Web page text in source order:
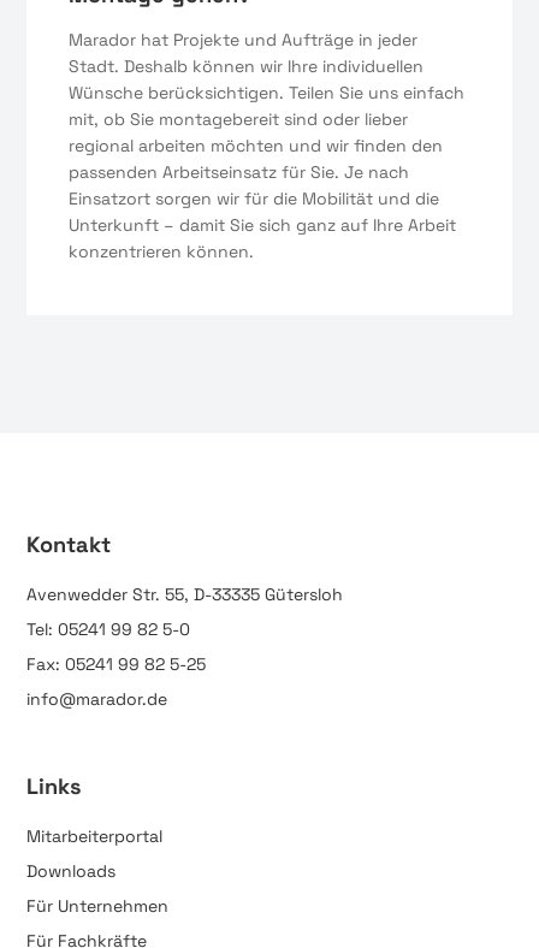
Marador hat Projekte und Aufträge in jeder
Stadt. Deshalb können wir Ihre individuellen
Wünsche berücksichtigen. Teilen Sie uns einfach
mit, ob Sie montagebereit sind oder lieber
regional arbeiten möchten und wir finden den
passenden Arbeitseinsatz für Sie. Je nach
Einsatzort sorgen wir für die Mobilität und die
Unterkunft – damit Sie sich ganz auf Ihre Arbeit
konzentrieren können.
Kontakt
Avenwedder Str. 55, D-33335 Gütersloh
Tel: 05241 99 82 5-0
Fax: 05241 99 82 5-25
info@marador.de
Links
Mitarbeiterportal
Downloads
Für Unternehmen
Für Fachkräfte